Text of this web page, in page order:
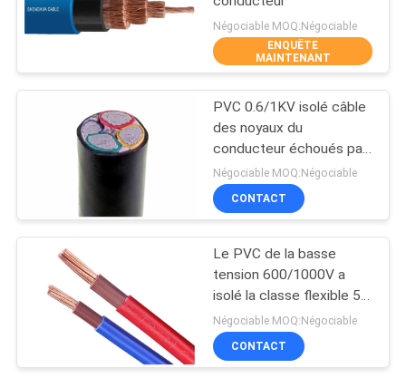
D'USINE
CONTRÔLE
CONTACT
NOUVELLES
PVC câbles isolés
câbles électriques
197
140
Négociable MOQ:Négociable
ENQUÊTE
MAINTENANT
PVC 0.6/1KV isolé câble
des noyaux du
conducteur échoués par
aluminium 4
Négociable MOQ:Négociable
CONTACT
Le PVC de la basse
tension 600/1000V a
isolé la classe flexible 5
de conducteur des
câbles 630mm2
Négociable MOQ:Négociable
CONTACT